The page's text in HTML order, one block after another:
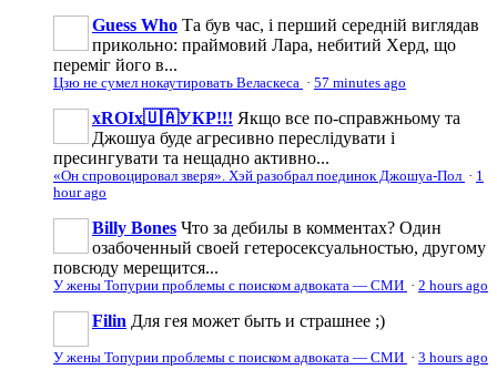
Guess Who Та був час, і перший середній виглядав
прикольно: праймовий Лара, небитий Херд, що
переміг його в...
Цзю не сумел нокаутировать Веласкеса · 57 minutes ago
xROIx🇺🇦УКР!!! Якщо все по-справжньому та
Джошуа буде агресивно переслідувати і
пресингувати та нещадно активно...
«Он спровоцировал зверя». Хэй разобрал поединок Джошуа-Пол · 1
hour ago
Billy Bones Что за дебилы в комментах? Один
озабоченный своей гетеросексуальностью, другому
повсюду мерещится...
У жены Топурии проблемы с поиском адвоката — СМИ · 2 hours ago
Filin Для гея может быть и страшнее ;)
У жены Топурии проблемы с поиском адвоката — СМИ · 3 hours ago